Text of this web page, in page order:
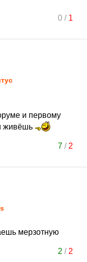
0/ 1
и первому
живёшь
7/ 2
мерзотную
2 / 2